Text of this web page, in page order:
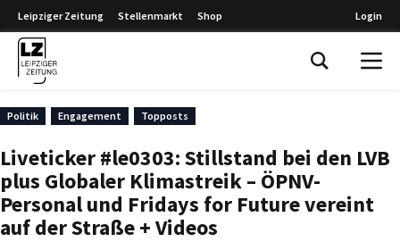
Leipziger Zeitung Stellenmarkt Shop Login
Politik Engagement Topposts
Liveticker #le0303: Stillstand bei den LVB
plus Globaler Klimastreik – ÖPNV-
Personal und Fridays for Future vereint
auf der Straße + Videos